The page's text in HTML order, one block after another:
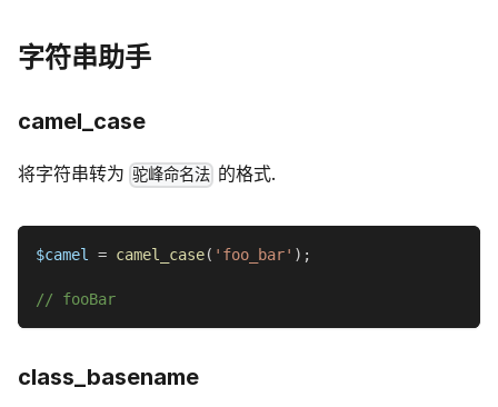
字符串助手
camel_case
将字符串转为 驼峰命名法 的格式.
$camel = camel_case( 'foo_bar' ) ;
// fooBar
class_basename